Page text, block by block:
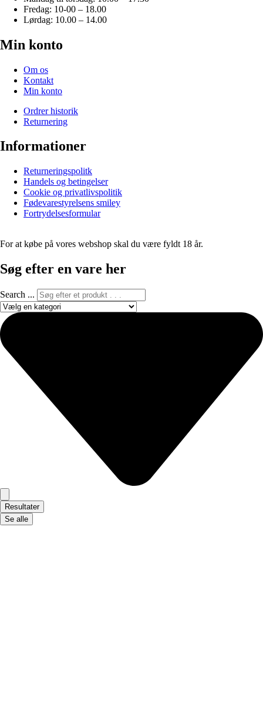
Fredag: 10-00 – 18.00
Lørdag: 10.00 – 14.00
Min konto
Om os
Kontakt
Min konto
Ordrer historik
Returnering
Informationer
Returneringspolitk
Handels og betingelser
Cookie og privatlivspolitik
Fødevarestyrelsens smiley
Fortrydelsesformular
For at købe på vores webshop skal du være fyldt 18 år.
Søg efter en vare her
Search ...
Resultater
Se alle